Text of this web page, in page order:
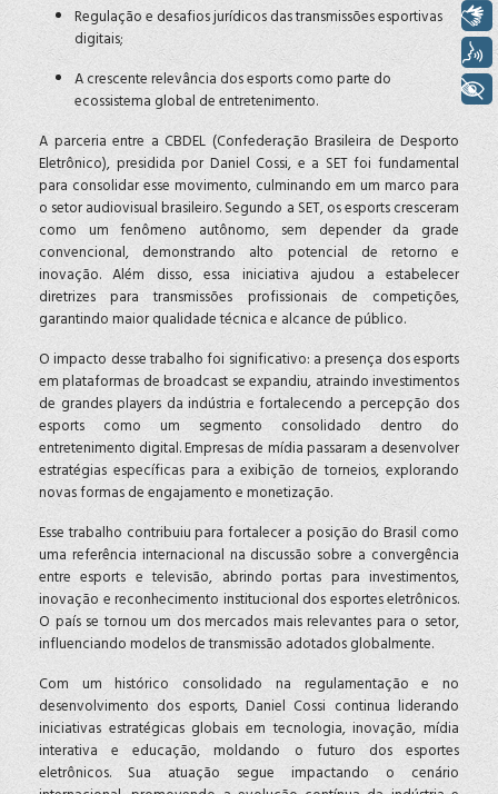
Regulação e desafios jurídicos das transmissões esportivas
digitais;
A crescente relevância dos esports como parte do
ecossistema global de entretenimento.
A parceria entre a CBDEL (Confederação Brasileira de Desporto
Eletrônico), presidida por Daniel Cossi, e a SET foi fundamental
para consolidar esse movimento, culminando em um marco para
o setor audiovisual brasileiro. Segundo a SET, os esports cresceram
como um fenômeno autônomo, sem depender da grade
convencional, demonstrando alto potencial de retorno e
inovação. Além disso, essa iniciativa ajudou a estabelecer
diretrizes para transmissões profissionais de competições,
garantindo maior qualidade técnica e alcance de público.
O impacto desse trabalho foi significativo: a presença dos esports
em plataformas de broadcast se expandiu, atraindo investimentos
de grandes players da indústria e fortalecendo a percepção dos
esports como um segmento consolidado dentro do
entretenimento digital. Empresas de mídia passaram a desenvolver
estratégias específicas para a exibição de torneios, explorando
novas formas de engajamento e monetização.
Esse trabalho contribuiu para fortalecer a posição do Brasil como
uma referência internacional na discussão sobre a convergência
entre esports e televisão, abrindo portas para investimentos,
inovação e reconhecimento institucional dos esportes eletrônicos.
O país se tornou um dos mercados mais relevantes para o setor,
influenciando modelos de transmissão adotados globalmente.
Com um histórico consolidado na regulamentação e no
desenvolvimento dos esports, Daniel Cossi continua liderando
iniciativas estratégicas globais em tecnologia, inovação, mídia
interativa e educação, moldando o futuro dos esportes
eletrônicos. Sua atuação segue impactando o cenário
Libras
Voz
+ Acessibilidade